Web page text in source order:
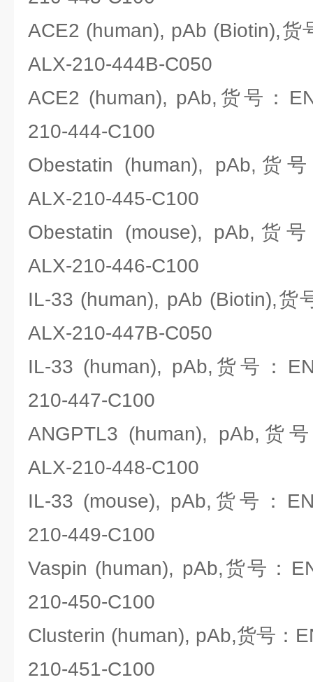
ACE2 (human), pAb (Biotin),货
ALX-210-444B-C050
ACE2 (human), pAb,货号：
210-444-C100
Obestatin (human), pAb,货
ALX-210-445-C100
Obestatin (mouse), pAb,货
ALX-210-446-C100
IL-33 (human), pAb (Biotin),货
ALX-210-447B-C050
IL-33 (human), pAb,货号：
210-447-C100
ANGPTL3 (human), pAb,货
ALX-210-448-C100
IL-33 (mouse), pAb,货号：
210-449-C100
Vaspin (human), pAb,货号：
210-450-C100
Clusterin (human), pAb,货号：
210-451-C100